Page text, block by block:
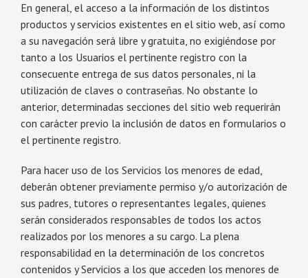
En general, el acceso a la información de los distintos
productos y servicios existentes en el sitio web, así como
a su navegación será libre y gratuita, no exigiéndose por
tanto a los Usuarios el pertinente registro con la
consecuente entrega de sus datos personales, ni la
utilización de claves o contraseñas. No obstante lo
anterior, determinadas secciones del sitio web requerirán
con carácter previo la inclusión de datos en formularios o
el pertinente registro.
Para hacer uso de los Servicios los menores de edad,
deberán obtener previamente permiso y/o autorización de
sus padres, tutores o representantes legales, quienes
serán considerados responsables de todos los actos
realizados por los menores a su cargo. La plena
responsabilidad en la determinación de los concretos
contenidos y Servicios a los que acceden los menores de